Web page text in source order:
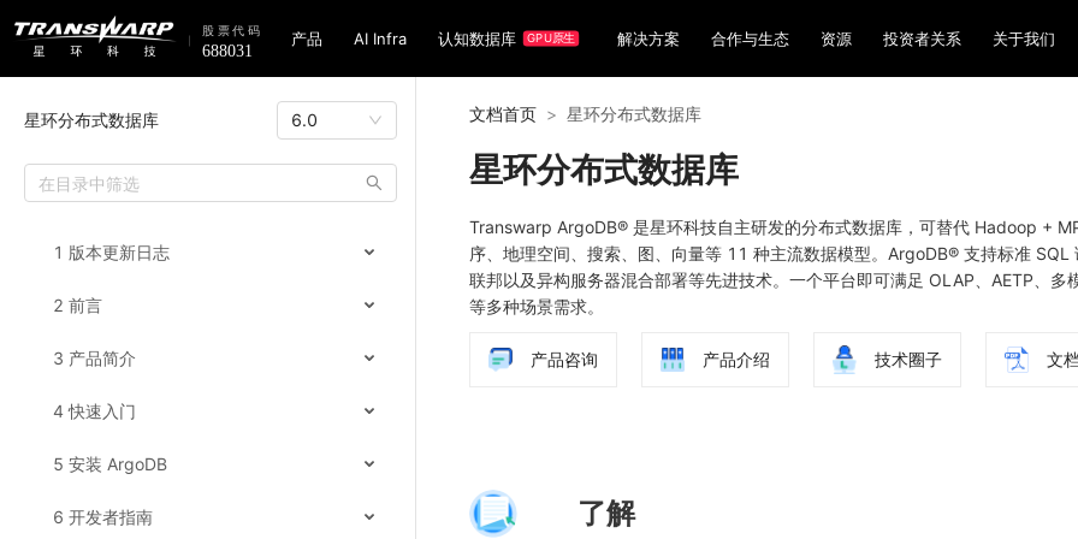
产品 AI Infra 认知数据库 GPU原生 解决方案 合作与生态 资源 投资者关系 关于我们
星环分布式数据库 6.0
1 版本更新日志
2 前言
3 产品简介
4 快速入门
5 安装 ArgoDB
6 开发者指南
文档首页 > 星环分布式数据库
星环分布式数据库
Transwarp ArgoDB® 是星环科技自主研发的分布式数据库，可替代 Hadoop +
序、地理空间、搜索、图、向量等 11 种主流数据模型。ArgoDB® 支持标准
联邦以及异构服务器混合部署等先进技术。一个平台即可满足 OLAP、AETP、
等多种场景需求。
产品咨询 产品介绍 技术圈子 文
了解